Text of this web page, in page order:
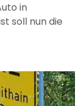
in
soll nun die